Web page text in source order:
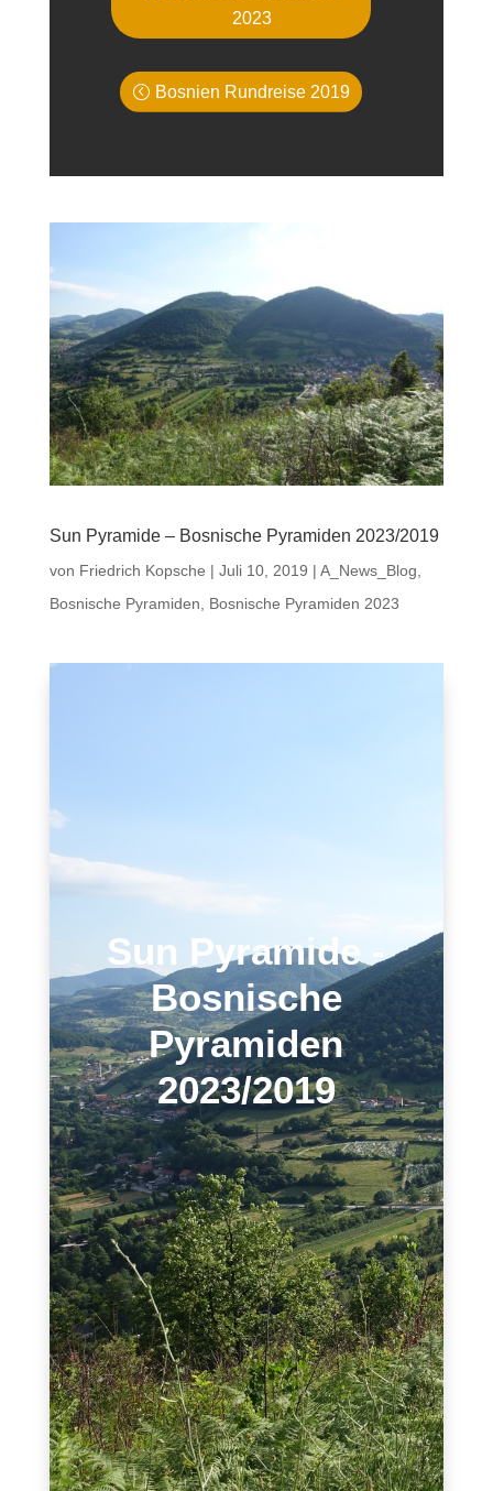
2023
Bosnien Rundreise 2019
Sun Pyramide – Bosnische Pyramiden 2023/2019
von Friedrich Kopsche | Juli 10, 2019 | A_News_Blog
Bosnische Pyramiden
Bosnische Pyramiden 2023
Sun Pyramide -
Bosnische
Pyramiden
2023/2019